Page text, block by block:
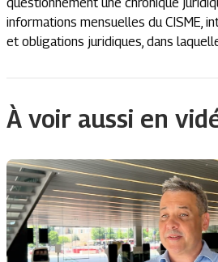
informations mensuelles du CISME,
et obligations juridiques, dans
À voir aussi en